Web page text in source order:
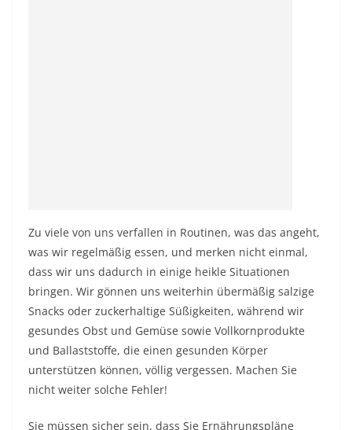
Zu viele von uns verfallen in Routinen, was das angeht,
was wir regelmäßig essen, und merken nicht einmal,
dass wir uns dadurch in einige heikle Situationen
bringen. Wir gönnen uns weiterhin übermäßig salzige
Snacks oder zuckerhaltige Süßigkeiten, während wir
gesundes Obst und Gemüse sowie Vollkornprodukte
und Ballaststoffe, die einen gesunden Körper
unterstützen können, völlig vergessen. Machen Sie
nicht weiter solche Fehler!
Sie müssen sicher sein, dass Sie Ernährungspläne